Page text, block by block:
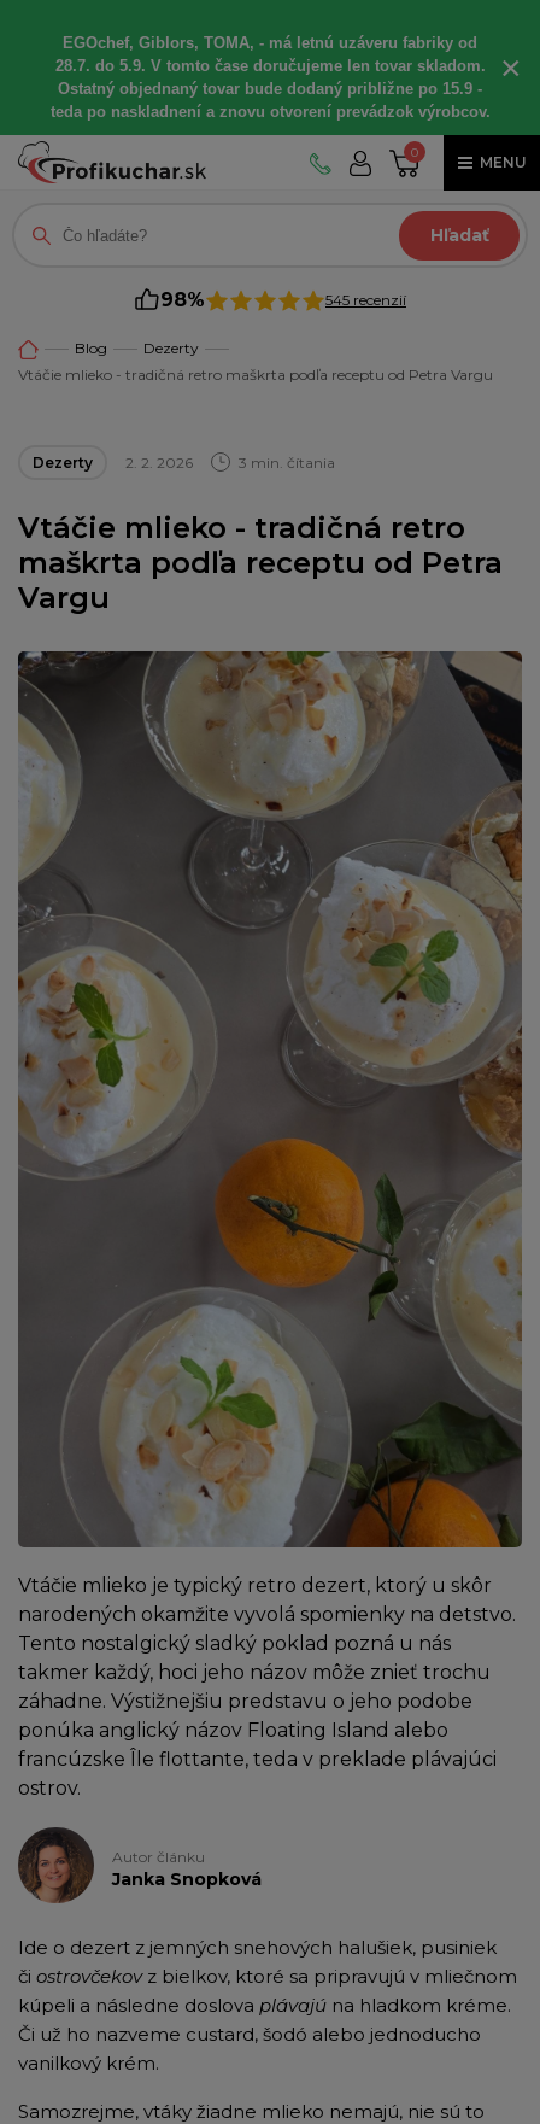
EGOchef, Giblors, TOMA, - má letnú uzáveru fabriky od
28.7. do 5.9. V tomto čase doručujeme len tovar skladom.
Ostatný objednaný tovar bude dodaný približne po 15.9 -
teda po naskladnení a znovu otvorení prevádzok výrobcov.
×
0
MENU
Hľadať
98% 545 recenzií
Blog
Dezerty
Vtáčie mlieko - tradičná retro maškrta podľa receptu od Petra Vargu
Dezerty 2. 2. 2026 3 min. čítania
Vtáčie mlieko - tradičná retro
maškrta podľa receptu od Petra
Vargu
Vtáčie mlieko je typický retro dezert, ktorý u skôr
narodených okamžite vyvolá spomienky na detstvo.
Tento nostalgický sladký poklad pozná u nás
takmer každý, hoci jeho názov môže znieť trochu
záhadne. Výstižnejšiu predstavu o jeho podobe
ponúka anglický názov Floating Island alebo
francúzske Île flottante, teda v preklade plávajúci
ostrov.
Autor článku
Janka Snopková
Ide o dezert z jemných snehových halušiek, pusiniek
či ostrovčekov z bielkov, ktoré sa pripravujú v mliečnom
kúpeli a následne doslova plávajú na hladkom kréme.
Či už ho nazveme custard, šodó alebo jednoducho
vanilkový krém.
Samozrejme, vtáky žiadne mlieko nemajú, nie sú to